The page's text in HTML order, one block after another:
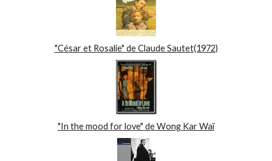
"César et Rosalie" de Claude Sautet(1972)
"In the mood for love" de Wong Kar Waï